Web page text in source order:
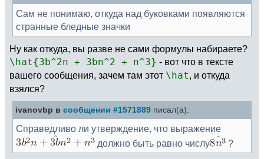
Сам не понимаю, откуда над буковками появляются
странные бледные значки
Ну как откуда, вы разве не сами формулы набираете?
\hat{3b^2n + 3bn^2 + n^3} - вот что в тексте
вашего сообщения, зачем там этот \hat
, и откуда
взялся?
ivanovbp в сообщении #1571889 писал(а):
Справедливо ли утверждение, что выражение
должно быть равно числу
?